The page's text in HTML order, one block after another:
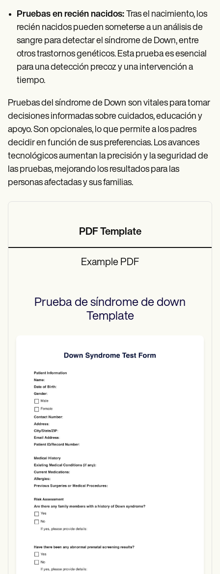
Pruebas en recién nacidos: Tras el nacimiento, los
recién nacidos pueden someterse a un análisis de
sangre para detectar el síndrome de Down, entre
otros trastornos genéticos. Esta prueba es esencial
para una detección precoz y una intervención a
tiempo.
Pruebas del síndrome de Down son vitales para tomar
decisiones informadas sobre cuidados, educación y
apoyo. Son opcionales, lo que permite a los padres
decidir en función de sus preferencias. Los avances
tecnológicos aumentan la precisión y la seguridad de
las pruebas, mejorando los resultados para las
personas afectadas y sus familias.
PDF Template
Example PDF
Prueba de síndrome de down
Template